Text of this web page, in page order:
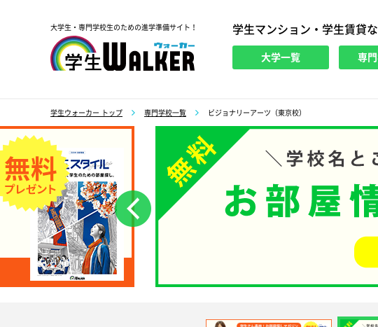
大学生・専門学校生のための進学準備サイト！ 学生マンション・学生賃貸
大学一覧 専
学生ウォーカー トップ 専門学校一覧 ビジョナリーアーツ（東京校）
前へ